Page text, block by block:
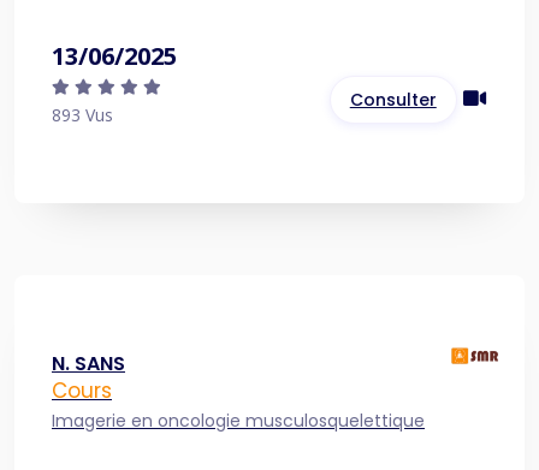
13/06/2025
893 Vus
Consulter
N. SANS
Cours
Imagerie en oncologie musculosquelettique